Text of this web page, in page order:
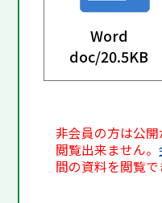
Word
doc/20.5KB
非会員の方は公
閲覧出来ません。
間の資料を閲覧で